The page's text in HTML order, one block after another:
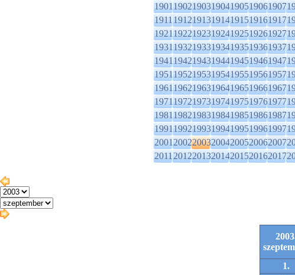
1901190219031904190519061907
1911191219131914191519161917
1921192219231924192519261927
1931193219331934193519361937
1941194219431944194519461947
1951195219531954195519561957
1961196219631964196519661967
1971197219731974197519761977
1981198219831984198519861987
1991199219931994199519961997
2001200220032004200520062007
2011201220132014201520162017
1.